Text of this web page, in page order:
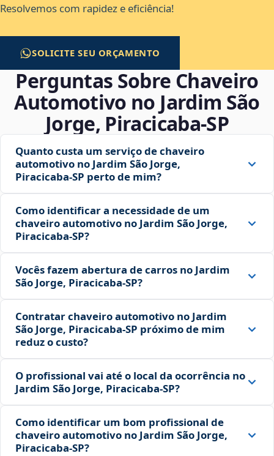
Resolvemos com rapidez e eficiência!
SOLICITE SEU ORÇAMENTO
Perguntas Sobre Chaveiro
Automotivo no Jardim São
Jorge, Piracicaba‑SP
Quanto custa um serviço de chaveiro
automotivo no Jardim São Jorge,
Piracicaba‑SP perto de mim?
Como identificar a necessidade de um
chaveiro automotivo no Jardim São Jorge,
Piracicaba‑SP?
Vocês fazem abertura de carros no Jardim
São Jorge, Piracicaba‑SP?
Contratar chaveiro automotivo no Jardim
São Jorge, Piracicaba‑SP próximo de mim
reduz o custo?
O profissional vai até o local da ocorrência no
Jardim São Jorge, Piracicaba‑SP?
Como identificar um bom profissional de
chaveiro automotivo no Jardim São Jorge,
Piracicaba‑SP?